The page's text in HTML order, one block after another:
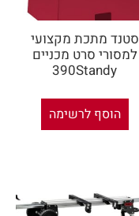
סטנד מתכת מקצועי
למסורי סרט מכניים
390Standy
הוסף לרשימה